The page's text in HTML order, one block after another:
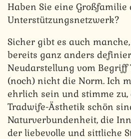
Haben Sie eine Großfamilie
Unterstützungsnetzwerk?
Sicher gibt es auch
bereits ganz anders
Neudarstellung vom
(noch) nicht die Norm. Ich
ehrlich sein und stimme zu,
Tradwife-Ästhetik schön
Naturverbundenheit, die
der liebevolle und sittliche